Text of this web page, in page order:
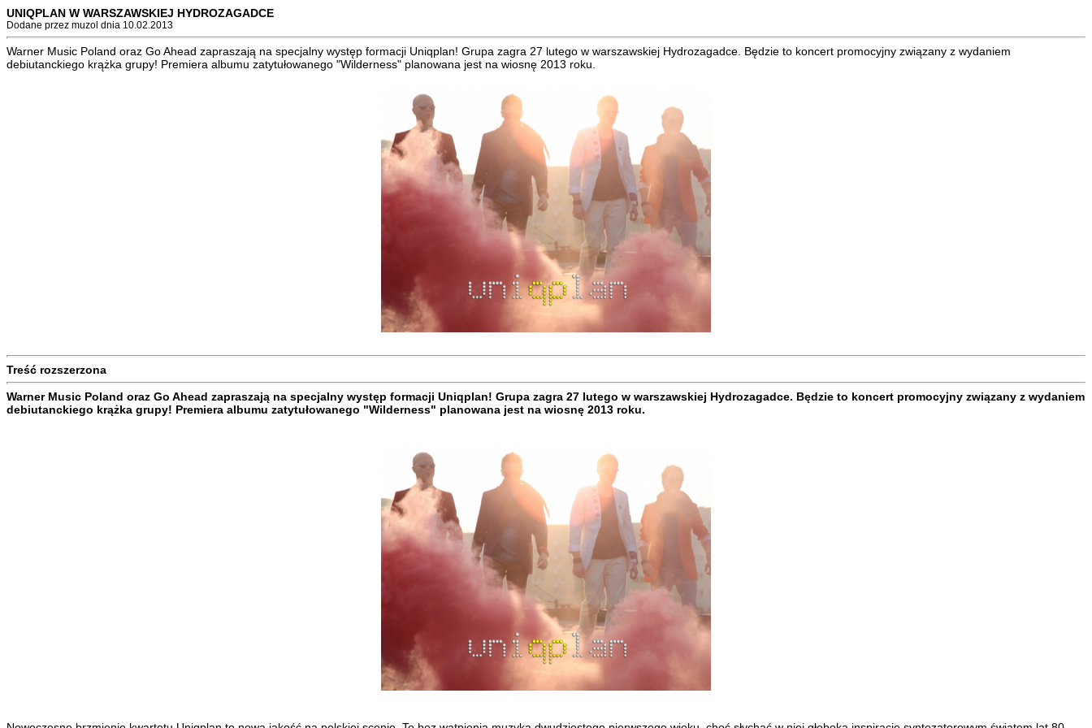
UNIQPLAN W WARSZAWSKIEJ HYDROZAGADCE
Dodane przez muzol dnia 10.02.2013
Warner Music Poland oraz Go Ahead zapraszają na specjalny występ formacji Uniqplan! Grupa zagra 27 lutego w warszawskiej Hydrozagadce. Będzie to koncert promocyjny związany z wydaniem
debiutanckiego krążka grupy! Premiera albumu zatytułowanego "Wilderness" planowana jest na wiosnę 2013 roku.
Treść rozszerzona
Warner Music Poland oraz Go Ahead zapraszają na specjalny występ formacji Uniqplan! Grupa zagra 27 lutego w warszawskiej Hydrozagadce. Będzie to koncert promocyjny związany z wydaniem
debiutanckiego krążka grupy! Premiera albumu zatytułowanego "Wilderness" planowana jest na wiosnę 2013 roku.